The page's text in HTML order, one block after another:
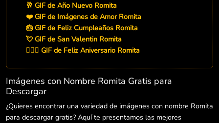
🥂 GIF de Año Nuevo Romita
❤️ GIF de Imágenes de Amor Romita
🎂 GIF de Feliz Cumpleaños Romita
💘 GIF de San Valentin Romita
👨‍❤️‍👨 GIF de Feliz Aniversario Romita
Imágenes con Nombre Romita Gratis para
Descargar
¿Quieres encontrar una variedad de imágenes con nombre Romita
para descargar gratis? Aquí te presentamos las mejores